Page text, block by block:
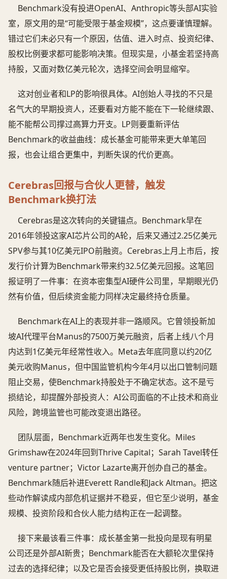
Benchmark没有投进OpenAI、Anthropic等头部AI实验
室，原文用的是“可能受限于基金规模”，这点要谨慎理解。
错过它们未必只有一个原因，估值、进入时点、投资纪律、
股权比例要求都可能影响决策。但现实是，小基金若坚持高
持股，又面对数亿美元轮次，选择空间会明显缩窄。
这对创业者和LP的影响很具体。AI创始人寻找的不只是
名气大的早期投资人，还要看对方能不能在下一轮继续跟、
能不能帮公司撑过高算力开支。LP则要重新评估
Benchmark的收益曲线：成长基金可能带来更大单笔回
报，也会让组合更集中，判断失误的代价更高。
Cerebras回报与合伙人更替，触发
Benchmark换打法
Cerebras是这次转向的关键锚点。Benchmark早在
2016年领投这家AI芯片公司的A轮，后来又通过2.25亿美元
SPV参与其10亿美元IPO前融资。Cerebras上月上市后，按
发行价计算为Benchmark带来约32.5亿美元回报。这笔回
报证明了一件事：在资本密集型AI硬件公司里，早期眼光仍
然有价值，但后续资金能力同样决定最终持仓质量。
Benchmark在AI上的表现并非一路顺风。它曾领投新加
坡AI代理平台Manus的7500万美元融资，后者上线八个月
内达到1亿美元年经常性收入。Meta去年底同意以约20亿
美元收购Manus，但中国监管机构今年4月以出口管制问题
阻止交易，使Benchmark持股处于不确定状态。这不是亏
损结论，却提醒外部投资人：AI公司面临的不止技术和商业
风险，跨境监管也可能改变退出路径。
团队层面，Benchmark近两年也发生变化。Miles
Grimshaw在2024年回到Thrive Capital；Sarah Tavel转任
venture partner；Victor Lazarte离开创办自己的基金。
Benchmark随后补进Everett Randle和Jack Altman。把这
些动作解读成内部危机证据并不稳妥，但它至少说明，基金
规模、投资阶段和合伙人能力结构正在一起调整。
接下来最该看三件事：成长基金第一批投向是现有明星
公司还是外部AI新贵；Benchmark能否在大额轮次里保持
过去的选择纪律；以及它是否会接受更低持股比例，换取进